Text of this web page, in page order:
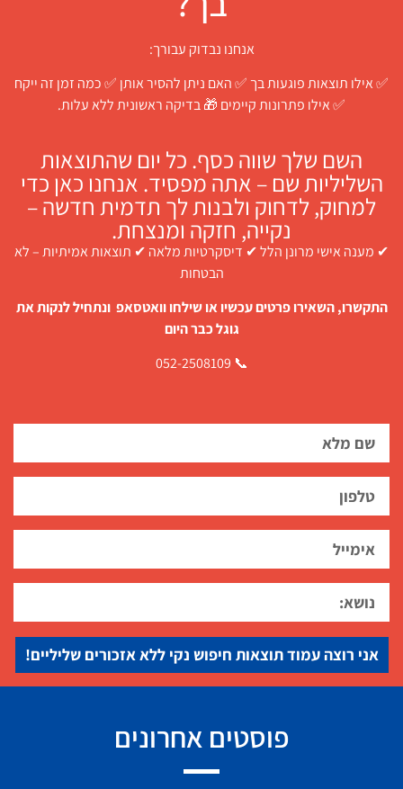
אנחנו נבדוק עבורך:
✅ אילו תוצאות פוגעות בך ✅ האם ניתן להסיר אותן ✅ כמה זמן זה ייקח
✅ אילו פתרונות קיימים 🎁 בדיקה ראשונית ללא עלות.
השם שלך שווה כסף. כל יום שהתוצאות
השליליות שם – אתה מפסיד. אנחנו כאן כדי
למחוק, לדחוק ולבנות לך תדמית חדשה –
נקייה, חזקה ומנצחת.
✔ מענה אישי מרונן הלל ✔ דיסקרטיות מלאה ✔ תוצאות אמיתיות – לא
הבטחות
התקשרו, השאירו פרטים עכשיו או שילחו וואטסאפ ונתחיל לנקות את
גוגל כבר היום
📞 052-2508109
אני רוצה עמוד תוצאות חיפוש נקי ללא אזכורים שליליים!
פוסטים אחרונים